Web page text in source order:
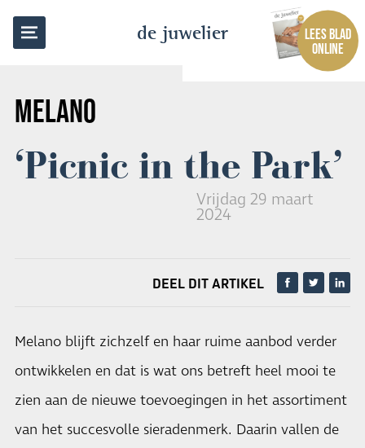
de juwelier
LEES BLAD
ONLINE
MELANO
‘Picnic in the Park’
Vrijdag 29 maart
2024
TERUG NAAR OVERZICHT
DEEL DIT ARTIKEL
Melano blijft zichzelf en haar ruime aanbod verder
ontwikkelen en dat is wat ons betreft heel mooi te
zien aan de nieuwe toevoegingen in het assortiment
van het succesvolle sieradenmerk. Daarin vallen de